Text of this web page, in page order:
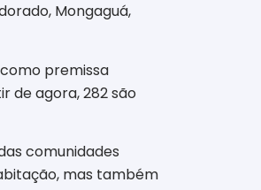
Mongaguá,
premissa
de agora, 282 são
comunidades
mas também